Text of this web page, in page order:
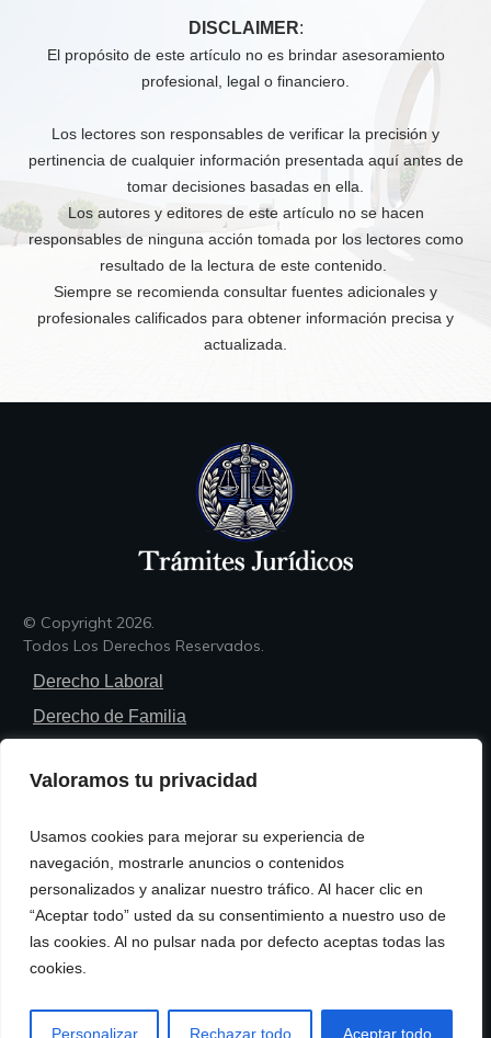
Valoramos tu privacidad
Usamos cookies para mejorar su experiencia de
navegación, mostrarle anuncios o contenidos
personalizados y analizar nuestro tráfico. Al hacer clic en
“Aceptar todo” usted da su consentimiento a nuestro uso de
las cookies. Al no pulsar nada por defecto aceptas todas las
cookies.
Personalizar Rechazar todo Aceptar todo
DISCLAIMER:
El propósito de este artículo no es brindar asesoramiento
profesional, legal o financiero.
Los lectores son responsables de verificar la precisión y
pertinencia de cualquier información presentada aquí antes de
tomar decisiones basadas en ella.
Los autores y editores de este artículo no se hacen
responsables de ninguna acción tomada por los lectores como
resultado de la lectura de este contenido.
Siempre se recomienda consultar fuentes adicionales y
profesionales calificados para obtener información precisa y
actualizada.
© Copyright 2026.
Todos Los Derechos Reservados.
Derecho Laboral
Derecho de Familia
Derecho Civil
Trámites Legales
Política de Privacidad
Política de Cookies
Términos y Condiciones de Uso